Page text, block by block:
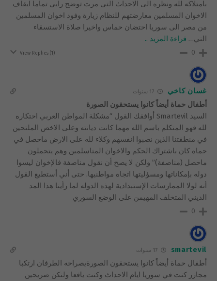
بامتلاكه لله ونظره الى الاحداث التي مرت توضح رايي تماما ايقاف
الاخوان المسلمين معارضتهم للنظام زيارة وفود اخوان المسلمين
من مصر الى سوريا احتضان حماس واخيرا صلاة الاستسقاء
التي… قراءة المزيد ..
0
View Replies (1)
غسان كاخي 17 سنوات
أطفال حماة أيضاً كانوا يستحقون الصورة
السيد Smartevil أوافقك القول “مشكلة المواطن العربي احتكاره
لله فهو المتكلم باسم الله مهما كانت ديانته وعلى الاخص الملتحين
في منطقتنا الذين نصبوا انفسهم وكلاء لله على الارض ماحصل في
حماه كان باشتراك الحكم والاخوان المتاسلمين وهم يتحملون
ماحصل (مناصفة)” ولكن لا يصح أن نقول مناصفة فالإخوان ليسوا
دوله بإمكاناتها ومسؤليتها اتجاه مواطنيها. حتى أني أستطيع القول
أنه لولا الممارسات الإستبدادية لهذه الدوله لما رأينا هذا المد
الديني المتخلف المهيمن على الوضع السوري
0
smartevil 17 سنوات
أطفال حماة أيضاً كانوا يستحقون الصورةيصراحه الطرفان ارتكبا
مجازر كنت في سوريا ايام الاحداث وكنت يافعا ولنكن صريحين